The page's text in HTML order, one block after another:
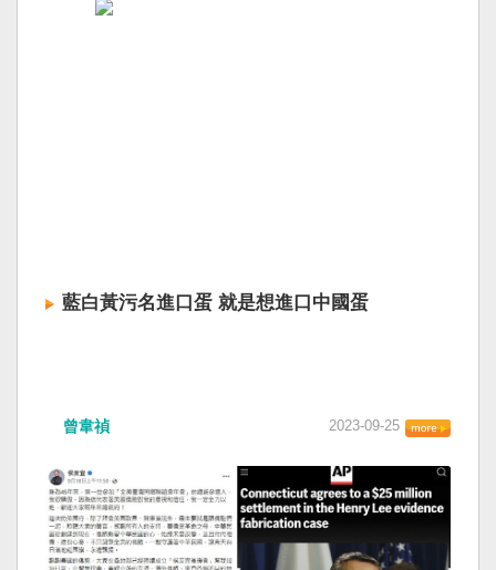
藍白黃污名進口蛋 就是想進口中國蛋
曾韋禎 2023-09-25